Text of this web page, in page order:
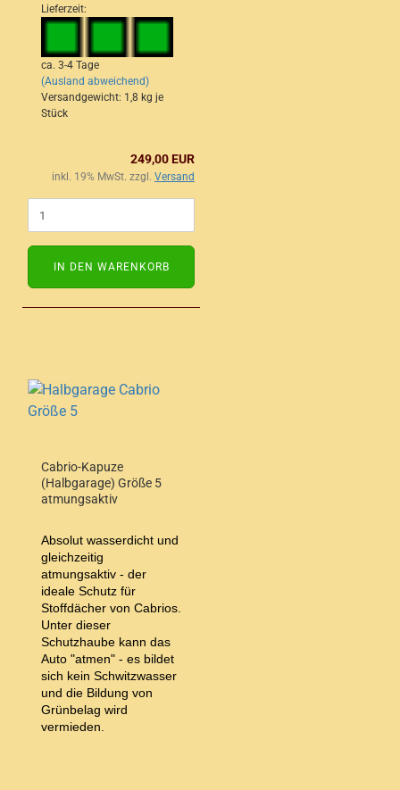
Lieferzeit:
ca. 3-4 Tage
(Ausland abweichend)
Versandgewicht: 1,8 kg je
Stück
249,00 EUR
inkl. 19% MwSt. zzgl. Versand
IN DEN WARENKORB
Cabrio-Kapuze
(Halbgarage) Größe 5
atmungsaktiv
Absolut wasserdicht und
gleichzeitig
atmungsaktiv - der
ideale Schutz für
Stoffdächer von Cabrios.
Unter dieser
Schutzhaube kann das
Auto "atmen" - es bildet
sich kein Schwitzwasser
und die Bildung von
Grünbelag wird
vermieden.